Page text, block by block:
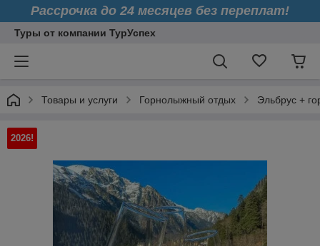
Рассрочка до 24 месяцев без переплат!
Туры от компании ТурУспех
Товары и услуги Горнолыжный отдых Эльбрус +
2026!